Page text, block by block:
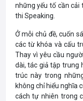
những yếu tố cần cải
thi Speaking.
Ở mỗi chủ đề, cuốn
các từ khóa và cấu
Thay vì yêu cầu
dài, tác giả tập trung
trúc này trong
không chỉ hiểu nghĩa
cách tự nhiên trong